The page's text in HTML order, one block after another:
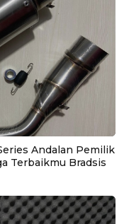
Andalan Pemilik
Terbaikmu Bradsis